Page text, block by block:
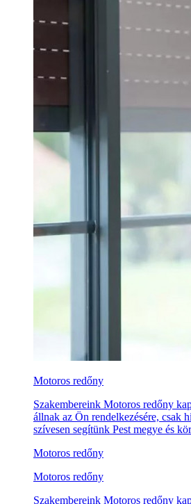
Motoros redőny
Szakembereink Motoros redőny
állnak az Ön rendelkezésére, csak
szívesen segítünk Pest megye és
Motoros redőny
Motoros redőny
Szakembereink Motoros redőny